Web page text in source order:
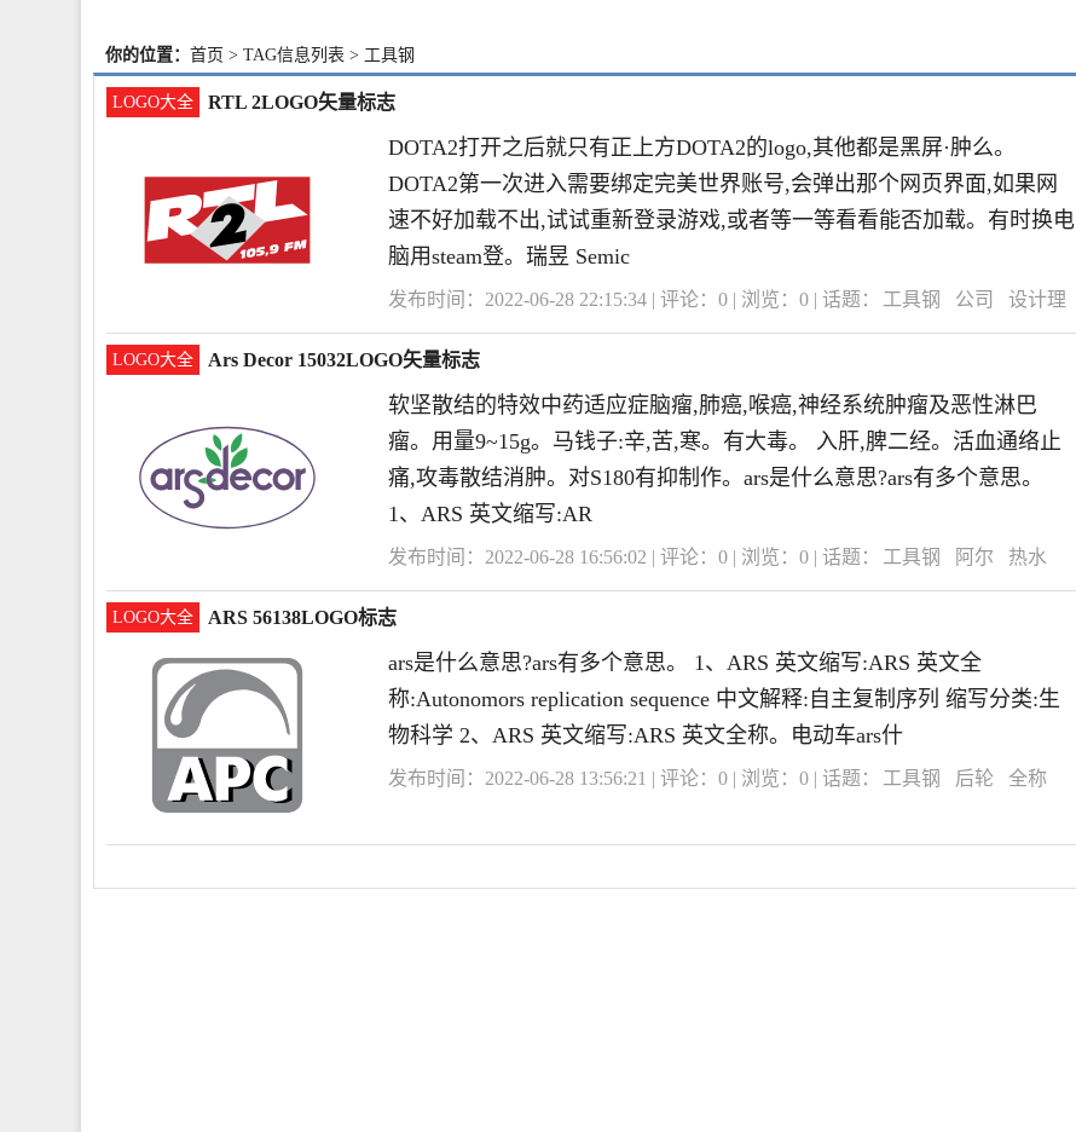
你的位置： 首页 > TAG信息列表 > 工具钢
LOGO大全 RTL 2LOGO矢量标志
DOTA2打开之后就只有正上方DOTA2的logo,其他都是黑屏·肿么。
DOTA2第一次进入需要绑定完美世界账号,会弹出那个网页界面,如果网
速不好加载不出,试试重新登录游戏,或者等一等看看能否加载。有时换电
脑用steam登。瑞昱 Semic
发布时间：2022-06-28 22:15:34 | 评论：0 | 浏览：0 | 话题： 工具钢 公司
设计理
念
LOGO大全 Ars Decor 15032LOGO矢量标志
软坚散结的特效中药适应症脑瘤,肺癌,喉癌,神经系统肿瘤及恶性淋巴
瘤。用量9~15g。马钱子:辛,苦,寒。有大毒。 入肝,脾二经。活血通络止
痛,攻毒散结消肿。对S180有抑制作。ars是什么意思?ars有多个意思。
1、ARS 英文缩写:AR
发布时间：2022-06-28 16:56:02 | 评论：0 | 浏览：0 | 话题： 工具钢 阿尔
热水
器
LOGO大全 ARS 56138LOGO标志
ars是什么意思?ars有多个意思。 1、ARS 英文缩写:ARS 英文全
称:Autonomors replication sequence 中文解释:自主复制序列 缩写分类:生
物科学 2、ARS 英文缩写:ARS 英文全称。电动车ars什
发布时间：2022-06-28 13:56:21 | 评论：0 | 浏览：0 | 话题： 工具钢 后轮 全称